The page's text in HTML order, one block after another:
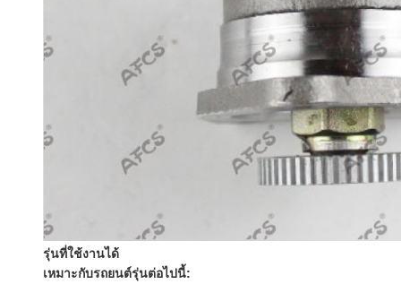
รุ่นที่ใช้งานได้
เหมาะกับรถยนต์รุ่นต่อไปนี้: